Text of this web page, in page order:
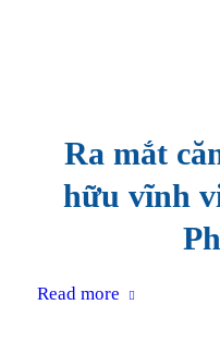
Ra mắt
hữu vĩnh
Read more